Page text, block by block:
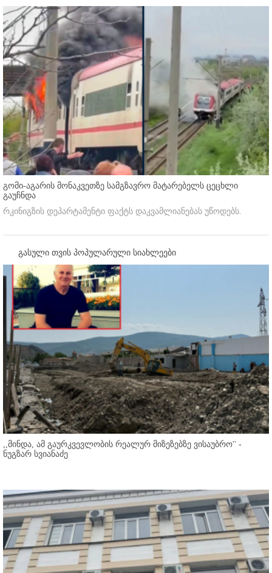
გომი-აგარის მონაკვეთზე სამგზავრო მატარებელს ცეცხლი
გაუჩნდა
რკინიგზის დეპარტამენტი ფაქტს დაკვამლიანებას უწოდებს.
გასული თვის პოპულარული სიახლეები
,,მინდა, ამ გაურკვევლობის რეალურ მიზეზებზე ვისაუბრო'' -
ნუგზარ სვიანაძე